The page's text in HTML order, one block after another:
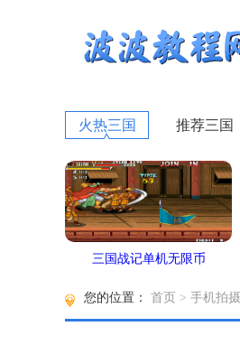
火热三国 推荐三国
三国战记单机无限币
您的位置： 首页 > 手机拍